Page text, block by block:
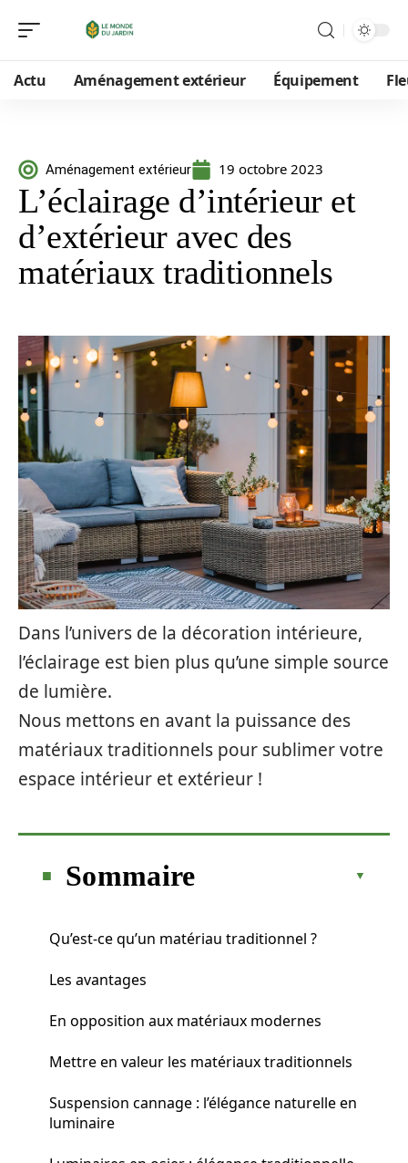
Actu Aménagement extérieur Équipement
Aménagement extérieur 19 octobre 2023
L’éclairage d’intérieur et
d’extérieur avec des
matériaux traditionnels
Dans l’univers de la décoration intérieure,
l’éclairage est bien plus qu’une simple source
de lumière.
Nous mettons en avant la puissance des
matériaux traditionnels pour sublimer votre
espace intérieur et extérieur !
Sommaire
Qu’est-ce qu’un matériau traditionnel ?
Les avantages
En opposition aux matériaux modernes
Mettre en valeur les matériaux traditionnels
Suspension cannage : l’élégance naturelle en
luminaire